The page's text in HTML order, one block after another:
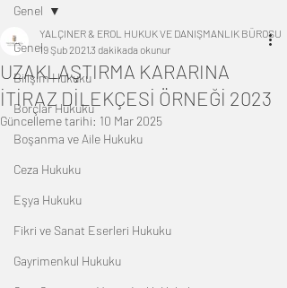
Genel
Bilişim Hukuku
Borçlar Hukuku
Boşanma ve Aile Hukuku
Ceza Hukuku
Eşya Hukuku
Fikri ve Sanat Eserleri Hukuku
Gayrimenkul Hukuku
Genel
UZAKLAŞTIRMA KARARINA
İTİRAZ DİLEKÇESİ ÖRNEĞİ 2023
YALÇINER & EROL HUKUK VE DANIŞMANLIK BÜROSU
19 Şub 20213 dakikada okunur
Güncelleme tarihi: 10 Mar 2025